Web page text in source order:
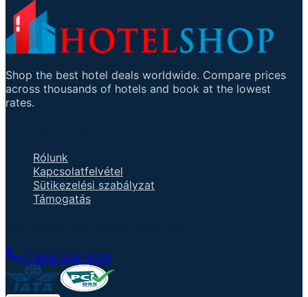
Shop the best hotel deals worldwide. Compare prices
across thousands of hotels and book at the lowest
rates.
Rólunk
Kapcsolatfelvétel
Sütikezelési szabályzat
Támogatás
+1 858-222-4037